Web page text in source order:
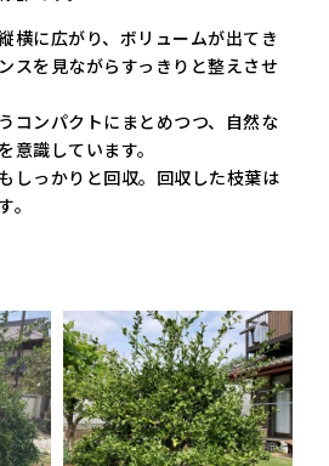
横に広がり、ボリュームが出てき
スを見ながらすっきりと整えさせ
コンパクトにまとめつつ、自然な
意識しています。
しっかりと回収。回収した枝葉は